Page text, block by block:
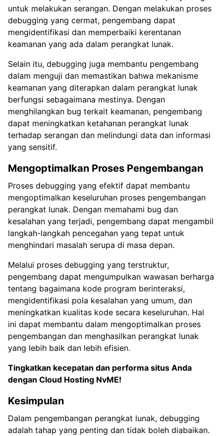
untuk melakukan serangan. Dengan melakukan proses
debugging yang cermat, pengembang dapat
mengidentifikasi dan memperbaiki kerentanan
keamanan yang ada dalam perangkat lunak.
Selain itu, debugging juga membantu pengembang
dalam menguji dan memastikan bahwa mekanisme
keamanan yang diterapkan dalam perangkat lunak
berfungsi sebagaimana mestinya. Dengan
menghilangkan bug terkait keamanan, pengembang
dapat meningkatkan ketahanan perangkat lunak
terhadap serangan dan melindungi data dan informasi
yang sensitif.
Mengoptimalkan Proses Pengembangan
Proses debugging yang efektif dapat membantu
mengoptimalkan keseluruhan proses pengembangan
perangkat lunak. Dengan memahami bug dan
kesalahan yang terjadi, pengembang dapat mengambil
langkah-langkah pencegahan yang tepat untuk
menghindari masalah serupa di masa depan.
Melalui proses debugging yang terstruktur,
pengembang dapat mengumpulkan wawasan berharga
tentang bagaimana kode program berinteraksi,
mengidentifikasi pola kesalahan yang umum, dan
meningkatkan kualitas kode secara keseluruhan. Hal
ini dapat membantu dalam mengoptimalkan proses
pengembangan dan menghasilkan perangkat lunak
yang lebih baik dan lebih efisien.
Tingkatkan kecepatan dan performa situs Anda
dengan Cloud Hosting NvME!
Kesimpulan
Dalam pengembangan perangkat lunak, debugging
adalah tahap yang penting dan tidak boleh diabaikan.